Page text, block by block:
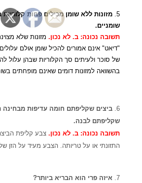
5. מזונות ללא שומן מכילים פחות קלוריות
שומניים.
תשובה נכונה: ב. לא נכון.מזונות שלא
"דיאט" אינם אמורים להכיל שומן אולם
של סוכר ולעיתים סך הקלוריות שבהן עלול
בהשוואה למזונות דומים שאינם מופחתים
6. ביצים שקליפתם חומה עדיפות מבחינה
שקליפתם לבנה.
תשובה נכונה: ב. לא נכון.צבע קליפת
התזונתי או על טריותה. הצבע מעיד על הזן
7. איזה פרי הוא הבריא ביותר?